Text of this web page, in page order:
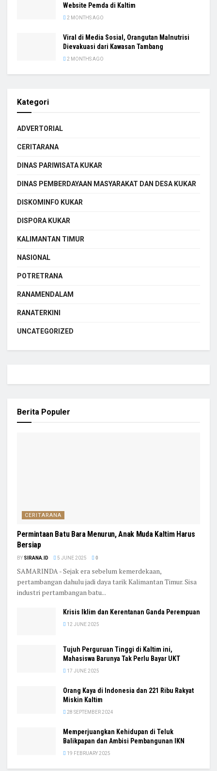
Website Pemda di Kaltim
2 MONTHS AGO
Viral di Media Sosial, Orangutan Malnutrisi
Dievakuasi dari Kawasan Tambang
2 MONTHS AGO
Kategori
ADVERTORIAL
CERITARANA
DINAS PARIWISATA KUKAR
DINAS PEMBERDAYAAN MASYARAKAT DAN DESA KUKAR
DISKOMINFO KUKAR
DISPORA KUKAR
KALIMANTAN TIMUR
NASIONAL
POTRETRANA
RANAMENDALAM
RANATERKINI
UNCATEGORIZED
Berita Populer
CERITARANA
Permintaan Batu Bara Menurun, Anak Muda Kaltim Harus
Bersiap
BY SIRANA.ID 5 JUNE 2025 0
SAMARINDA - Sejak era sebelum kemerdekaan,
pertambangan dahulu jadi daya tarik Kalimantan Timur. Sisa
industri pertambangan batu...
Krisis Iklim dan Kerentanan Ganda Perempuan
12 JUNE 2025
Tujuh Perguruan Tinggi di Kaltim ini,
Mahasiswa Barunya Tak Perlu Bayar UKT
17 JUNE 2025
Orang Kaya di Indonesia dan 221 Ribu Rakyat
Miskin Kaltim
28 SEPTEMBER 2024
Memperjuangkan Kehidupan di Teluk
Balikpapan dan Ambisi Pembangunan IKN
19 FEBRUARY 2025